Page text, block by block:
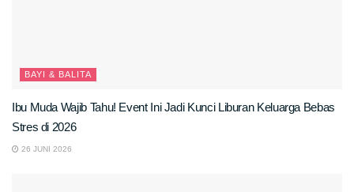
BAYI & BALITA
Ibu Muda Wajib Tahu! Event Ini Jadi Kunci Liburan Keluarga Bebas
Stres di 2026
26 JUNI 2026